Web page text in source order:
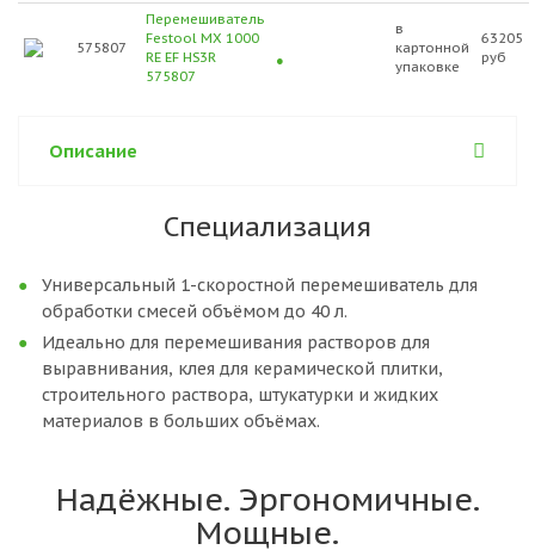
575807
Перемешиватель
Festool MX 1000
RE EF HS3R
575807
в
картонной
упаковке
63205
руб
Описание
Специализация
Универсальный 1-скоростной перемешиватель для
обработки смесей объёмом до 40 л.
Идеально для перемешивания растворов для
выравнивания, клея для керамической плитки,
строительного раствора, штукатурки и жидких
материалов в больших объёмах.
Надёжные. Эргономичные.
Мощные.